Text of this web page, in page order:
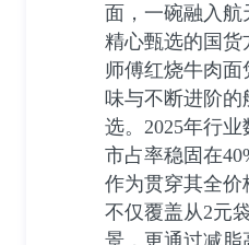
面，一碗融入航
精心甄选的国货
师傅红烧牛肉面
味与不断进阶的
选。2025年行
市占率稳固在
作为贯穿其全价
不仅覆盖从2元